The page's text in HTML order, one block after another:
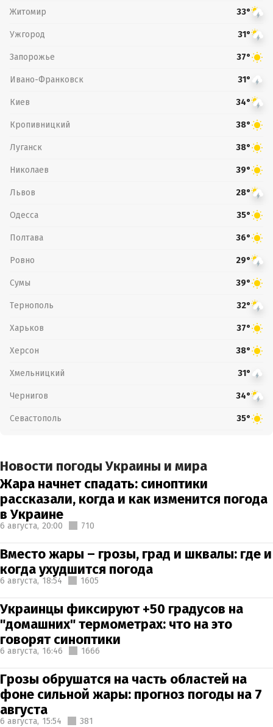
Житомир 33°
Ужгород 31°
Запорожье 37°
Ивано-Франковск 31°
Киев 34°
Кропивницкий 38°
Луганск 38°
Николаев 39°
Львов 28°
Одесса 35°
Полтава 36°
Ровно 29°
Сумы 39°
Тернополь 32°
Харьков 37°
Херсон 38°
Хмельницкий 31°
Чернигов 34°
Севастополь 35°
Новости погоды Украины и мира
Жара начнет спадать: синоптики
рассказали, когда и как изменится погода
в Украине
6 августа, 20:00 710
Вместо жары – грозы, град и шквалы: где и
когда ухудшится погода
6 августа, 18:54 1605
Украинцы фиксируют +50 градусов на
"домашних" термометрах: что на это
говорят синоптики
6 августа, 16:46 1666
Грозы обрушатся на часть областей на
фоне сильной жары: прогноз погоды на 7
августа
6 августа, 15:54 381